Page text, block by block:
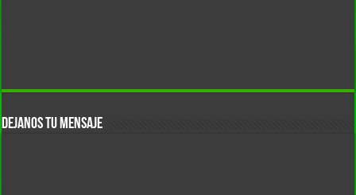
DEJANOS TU MENSAJE